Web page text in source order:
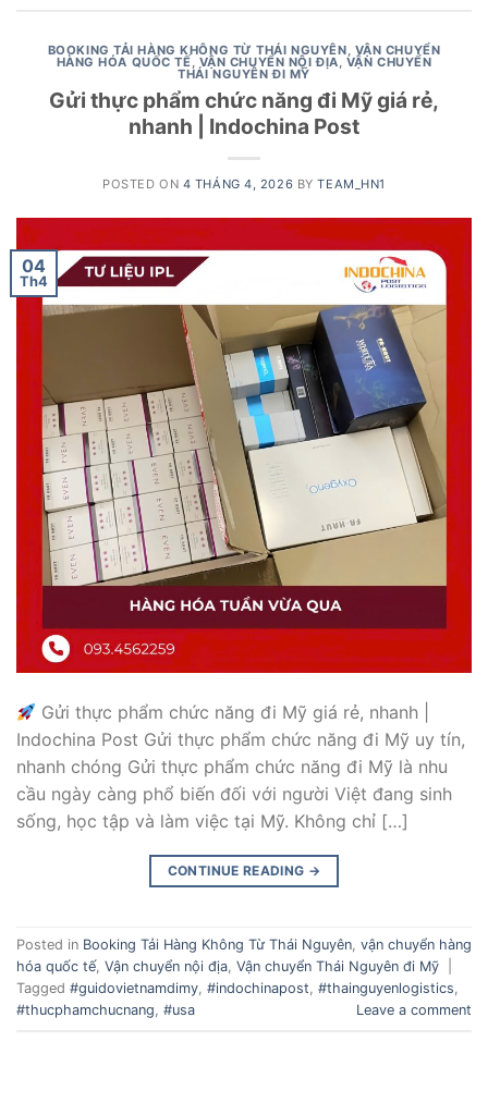
BOOKING TẢI HÀNG KHÔNG TỪ THÁI NGUYÊN, VẬN CHUYỂN
HÀNG HÓA QUỐC TẾ, VẬN CHUYỂN NỘI ĐỊA, VẬN CHUYỂN
THÁI NGUYÊN ĐI MỸ
Gửi thực phẩm chức năng đi Mỹ giá rẻ,
nhanh | Indochina Post
POSTED ON 4 THÁNG 4, 2026 BYTEAM_HN1
04
Th4
Gửi thực phẩm chức năng đi Mỹ giá rẻ, nhanh |
Indochina Post Gửi thực phẩm chức năng đi Mỹ uy tín,
nhanh chóng Gửi thực phẩm chức năng đi Mỹ là nhu
cầu ngày càng phổ biến đối với người Việt đang sinh
sống, học tập và làm việc tại Mỹ. Không chỉ […]
CONTINUE READING →
Posted in Booking Tải Hàng Không Từ Thái Nguyên, vận chuyển hàng
hóa quốc tế, Vận chuyển nội địa, Vận chuyển Thái Nguyên đi Mỹ
Tagged #guidovietnamdimy, #indochinapost, #thainguyenlogistics,
#thucphamchucnang, #usa Leave a comment